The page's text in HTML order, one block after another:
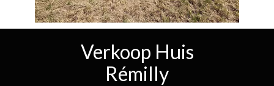
Verkoop Huis
Rémilly